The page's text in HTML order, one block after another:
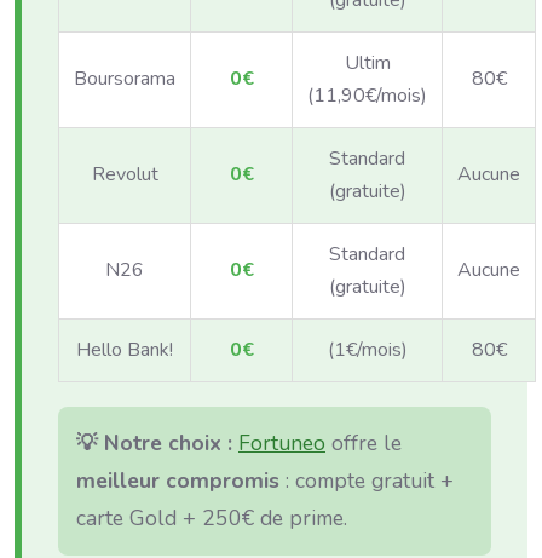
Boursorama 0€
Ultim
(11,90€/mois)
80€
Revolut 0€
Standard
(gratuite)
Aucune
N26 0€
Standard
(gratuite)
Aucune
Hello Bank! 0€ (1€/mois) 80€
💡 Notre choix : Fortuneo offre le
meilleur compromis : compte gratuit +
carte Gold + 250€ de prime.